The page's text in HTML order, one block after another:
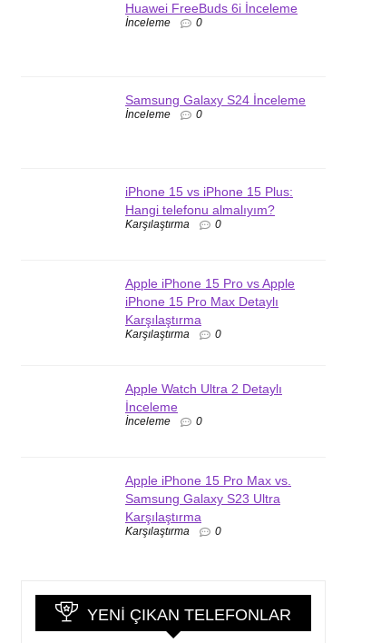
Huawei FreeBuds 6i İnceleme
İnceleme 0
Samsung Galaxy S24 İnceleme
İnceleme 0
iPhone 15 vs iPhone 15 Plus:
Hangi telefonu almalıyım?
Karşılaştırma 0
Apple iPhone 15 Pro vs Apple
iPhone 15 Pro Max Detaylı
Karşılaştırma
Karşılaştırma 0
Apple Watch Ultra 2 Detaylı
İnceleme
İnceleme 0
Apple iPhone 15 Pro Max vs.
Samsung Galaxy S23 Ultra
Karşılaştırma
Karşılaştırma 0
YENI ÇIKAN TELEFONLAR